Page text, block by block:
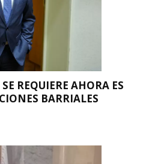
REQUIERE AHORA ES
BARRIALES